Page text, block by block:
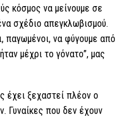
κόσμος να μείνουμε σε
σχέδιο απεγκλωβισμού.
παγωμένοι, να φύγουμε από
μέχρι το γόνατο”, μας
έχει ξεχαστεί πλέον ο
Γυναίκες που δεν έχουν